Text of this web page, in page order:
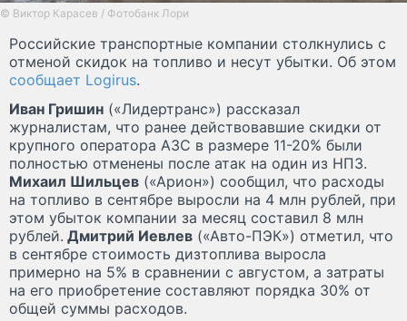
© Виктор Карасев / Фотобанк Лори
Российские транспортные компании столкнулись с
отменой скидок на топливо и несут убытки. Об этом
сообщает Logirus.
Иван Гришин («Лидертранс») рассказал
журналистам, что ранее действовавшие скидки от
крупного оператора АЗС в размере 11-20% были
полностью отменены после атак на один из НПЗ.
Михаил Шильцев («Арион») сообщил, что расходы
на топливо в сентябре выросли на 4 млн рублей, при
этом убыток компании за месяц составил 8 млн
рублей. Дмитрий Иевлев («Авто-ПЭК») отметил, что
в сентябре стоимость дизтоплива выросла
примерно на 5% в сравнении с августом, а затраты
на его приобретение составляют порядка 30% от
общей суммы расходов.